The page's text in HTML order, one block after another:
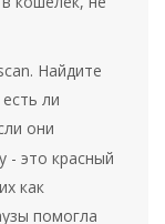
Найдите
ли
они
- это красный
как
помогла